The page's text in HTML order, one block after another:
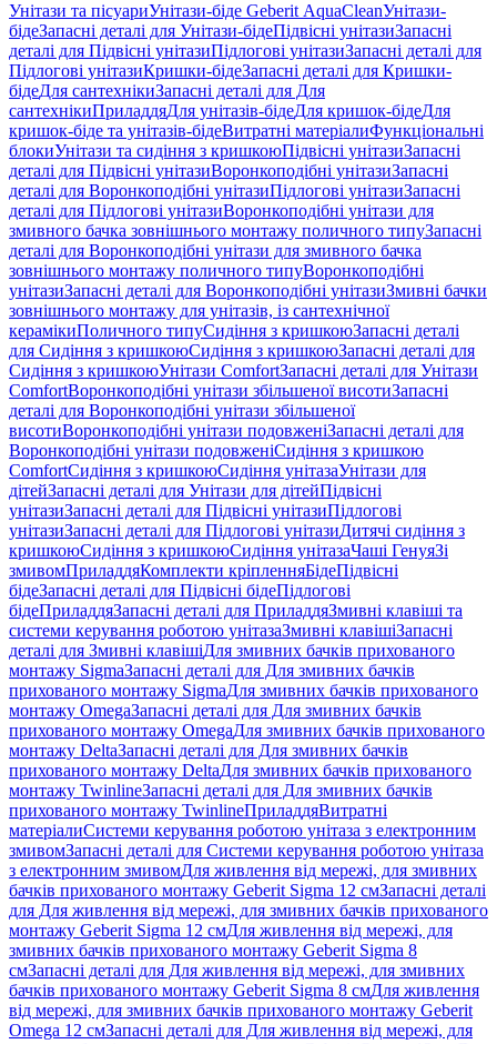
Унітази та пісуариУнітази-біде Geberit AquaCleanУнітази-
бідеЗапасні деталі для Унітази-бідеПідвісні унітазиЗапасні
деталі для Підвісні унітазиПідлогові унітазиЗапасні деталі для
Підлогові унітазиКришки-бідеЗапасні деталі для Кришки-
бідеДля сантехнікиЗапасні деталі для Для
сантехнікиПриладдяДля унітазів-бідеДля кришок-бідеДля
кришок-біде та унітазів-бідеВитратні матеріалиФункціональні
блокиУнітази та сидіння з кришкоюПідвісні унітазиЗапасні
деталі для Підвісні унітазиВоронкоподібні унітазиЗапасні
деталі для Воронкоподібні унітазиПідлогові унітазиЗапасні
деталі для Підлогові унітазиВоронкоподібні унітази для
змивного бачка зовнішнього монтажу поличного типуЗапасні
деталі для Воронкоподібні унітази для змивного бачка
зовнішнього монтажу поличного типуВоронкоподібні
унітазиЗапасні деталі для Воронкоподібні унітазиЗмивні бачки
зовнішнього монтажу для унітазів, із сантехнічної
керамікиПоличного типуСидіння з кришкоюЗапасні деталі
для Сидіння з кришкоюСидіння з кришкоюЗапасні деталі для
Сидіння з кришкоюУнітази ComfortЗапасні деталі для Унітази
ComfortВоронкоподібні унітази збільшеної висотиЗапасні
деталі для Воронкоподібні унітази збільшеної
висотиВоронкоподібні унітази подовженіЗапасні деталі для
Воронкоподібні унітази подовженіСидіння з кришкою
ComfortСидіння з кришкоюСидіння унітазаУнітази для
дітейЗапасні деталі для Унітази для дітейПідвісні
унітазиЗапасні деталі для Підвісні унітазиПідлогові
унітазиЗапасні деталі для Підлогові унітазиДитячі сидіння з
кришкоюСидіння з кришкоюСидіння унітазаЧаші ГенуяЗі
змивомПриладдяКомплекти кріпленняБідеПідвісні
бідеЗапасні деталі для Підвісні бідеПідлогові
бідеПриладдяЗапасні деталі для ПриладдяЗмивні клавіші та
системи керування роботою унітазаЗмивні клавішіЗапасні
деталі для Змивні клавішіДля змивних бачків прихованого
монтажу SigmaЗапасні деталі для Для змивних бачків
прихованого монтажу SigmaДля змивних бачків прихованого
монтажу OmegaЗапасні деталі для Для змивних бачків
прихованого монтажу OmegaДля змивних бачків прихованого
монтажу DeltaЗапасні деталі для Для змивних бачків
прихованого монтажу DeltaДля змивних бачків прихованого
монтажу TwinlineЗапасні деталі для Для змивних бачків
прихованого монтажу TwinlineПриладдяВитратні
матеріалиСистеми керування роботою унітаза з електронним
змивомЗапасні деталі для Системи керування роботою унітаза
з електронним змивомДля живлення від мережі, для змивних
бачків прихованого монтажу Geberit Sigma 12 смЗапасні деталі
для Для живлення від мережі, для змивних бачків прихованого
монтажу Geberit Sigma 12 смДля живлення від мережі, для
змивних бачків прихованого монтажу Geberit Sigma 8
смЗапасні деталі для Для живлення від мережі, для змивних
бачків прихованого монтажу Geberit Sigma 8 смДля живлення
від мережі, для змивних бачків прихованого монтажу Geberit
Omega 12 смЗапасні деталі для Для живлення від мережі, для